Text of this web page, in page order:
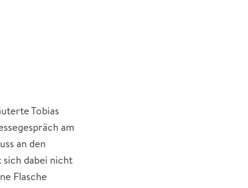
Tobias
am
an den
dabei nicht
Flasche